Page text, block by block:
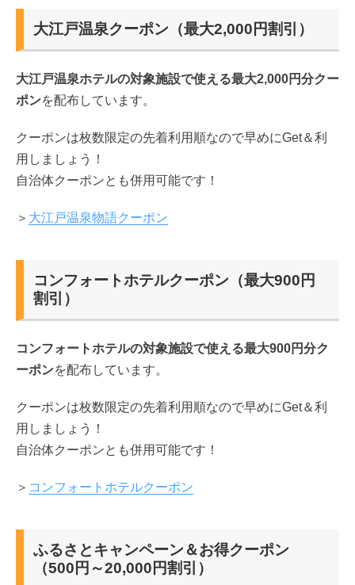
大江戸温泉クーポン（最大2,000円割引）
大江戸温泉ホテルの対象施設で使える最大2,000円分クー
ポンを配布しています。
クーポンは枚数限定の先着利用順なので早めにGet＆利
用しましょう！
自治体クーポンとも併用可能です！
＞ 大江戸温泉物語クーポン
コンフォートホテルクーポン（最大900円
割引）
コンフォートホテルの対象施設で使える最大900円分ク
ーポンを配布しています。
クーポンは枚数限定の先着利用順なので早めにGet＆利
用しましょう！
自治体クーポンとも併用可能です！
＞ コンフォートホテルクーポン
ふるさとキャンペーン＆お得クーポン
（500円～20,000円割引）